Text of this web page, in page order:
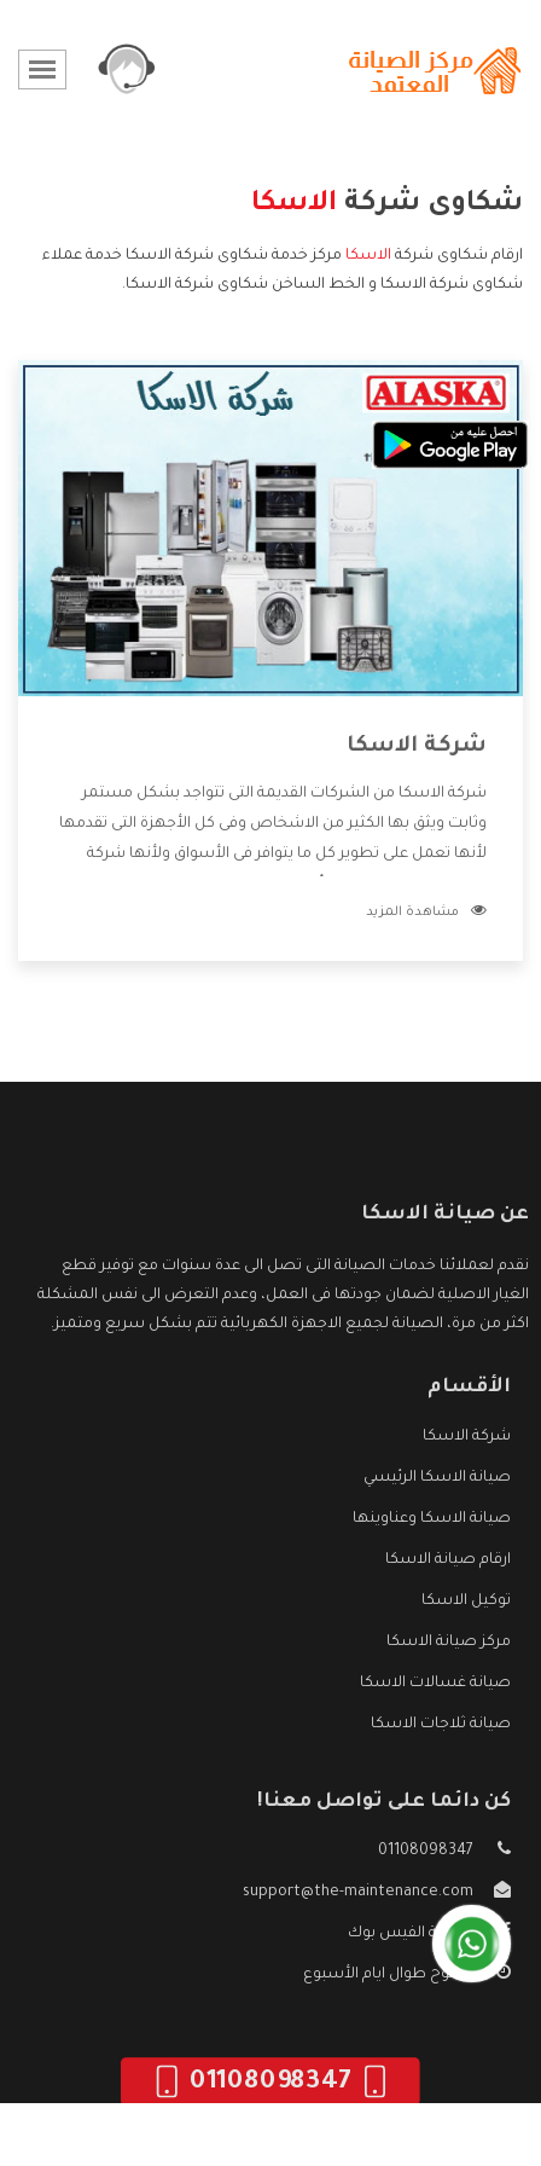
شكاوى شركة الاسكا
ارقام شكاوى شركة الاسكا مركز خدمة شكاوى شركة الاسكا خدمة عملاء
شكاوى شركة الاسكا و الخط الساخن شكاوى شركة الاسكا.
شركة الاسكا
شركة الاسكا من الشركات القديمة التى تتواجد بشكل مستمر
وثابت ويثق بها الكثير من الاشخاص وفى كل الأجهزة التى تقدمها
لأنها تعمل على تطوير كل ما يتوافر فى الأسواق ولأنها شركة
وتقدم للعملاء أقوى العروض والخصومات التى تسهل على
مشاهدة المزيد
عن صيانة الاسكا
نقدم لعملائنا خدمات الصيانة التى تصل الى عدة سنوات مع توفير قطع
الغيار الاصلية لضمان جودتها فى العمل، وعدم التعرض الى نفس المشكلة
اكثر من مرة، الصيانة لجميع الاجهزة الكهربائية تتم بشكل سريع ومتميز.
الأقسام
شركة الاسكا
صيانة الاسكا الرئيسي
صيانة الاسكا وعناوينها
ارقام صيانة الاسكا
توكيل الاسكا
مركز صيانة الاسكا
صيانة غسالات الاسكا
صيانة ثلاجات الاسكا
كن دائما على تواصل معنا!
01108098347
support@the-maintenance.com
صفحة الفيس بوك
مفتوح طوال ايام الأسبوع
01108098347